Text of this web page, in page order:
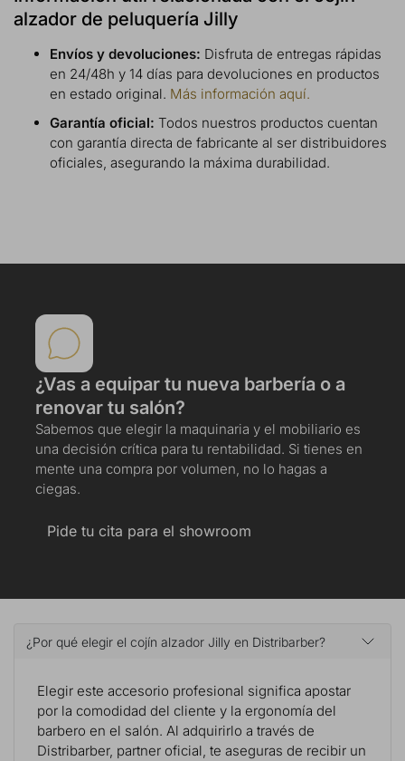
alzador de peluquería Jilly
Envíos y devoluciones: Disfruta de entregas rápidas
en 24/48h y 14 días para devoluciones en productos
en estado original. Más información aquí.
Garantía oficial: Todos nuestros productos cuentan
con garantía directa de fabricante al ser distribuidores
oficiales, asegurando la máxima durabilidad.
¿Vas a equipar tu nueva barbería o a
renovar tu salón?
Sabemos que elegir la maquinaria y el mobiliario es
una decisión crítica para tu rentabilidad. Si tienes en
mente una compra por volumen, no lo hagas a
ciegas.
Pide tu cita para el showroom
¿Por qué elegir el cojín alzador Jilly en Distribarber?
Elegir este accesorio profesional significa apostar
por la comodidad del cliente y la ergonomía del
barbero en el salón. Al adquirirlo a través de
Distribarber, partner oficial, te aseguras de recibir un